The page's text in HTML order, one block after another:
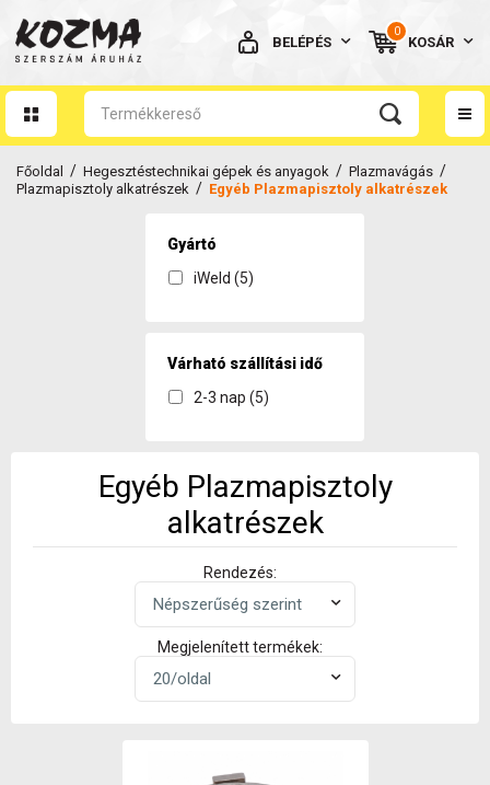
BELÉPÉS
BELÉPÉS
NINCS MÉG FIÓKOM
0
KOSÁR
Főoldal / Hegesztéstechnikai gépek és anyagok / Plazmavágás /
Plazmapisztoly alkatrészek / Egyéb Plazmapisztoly alkatrészek
Gyártó
iWeld (5)
Várható szállítási idő
2-3 nap (5)
Egyéb Plazmapisztoly
alkatrészek
Rendezés:
Megjelenített termékek: